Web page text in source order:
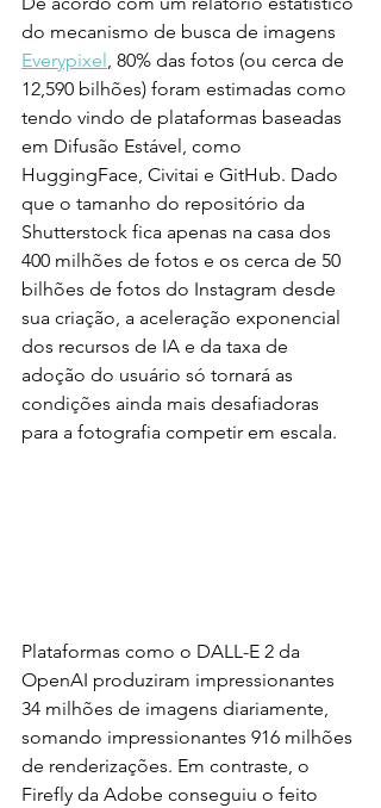
do mecanismo de busca de imagens
Everypixel , 80% das fotos (ou cerca de
12,590 bilhões) foram estimadas como
tendo vindo de plataformas baseadas
em Difusão Estável, como
HuggingFace, Civitai e GitHub. Dado
que o tamanho do repositório da
Shutterstock fica apenas na casa dos
400 milhões de fotos e os cerca de 50
bilhões de fotos do Instagram desde
sua criação, a aceleração exponencial
dos recursos de IA e da taxa de
adoção do usuário só tornará as
condições ainda mais desafiadoras
para a fotografia competir em escala.
Plataformas como o DALL-E 2 da
OpenAI produziram impressionantes
34 milhões de imagens diariamente,
somando impressionantes 916 milhões
de renderizações. Em contraste, o
Firefly da Adobe conseguiu o feito